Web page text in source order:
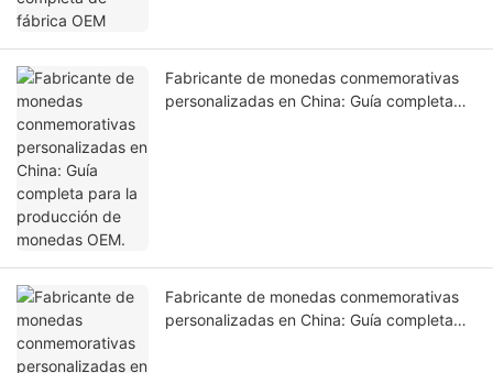
Fabricante de monedas conmemorativas
personalizadas en China: Guía completa
Fabricante de monedas conmemorativas
personalizadas en China: Guía completa